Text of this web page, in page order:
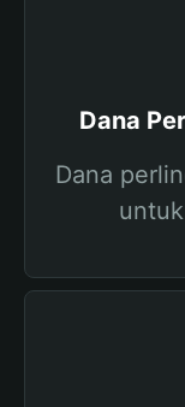
Dana
Dana